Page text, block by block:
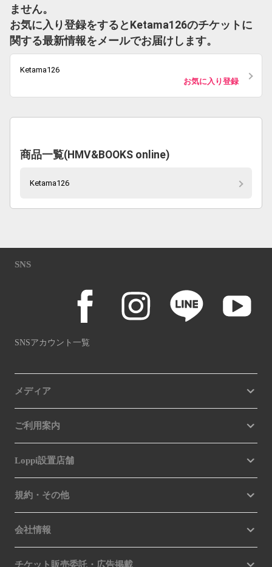
ません。
お気に入り登録をするとKetama126のチケットに
関する最新情報をメールでお届けします。
Ketama126
お気に入り登録
商品一覧(HMV&BOOKS online)
Ketama126
SNS
SNSアカウント一覧
メディア
ご利用案内
Loppi設置店舗
規約・その他
会社情報
チケット販売委託・広告掲載